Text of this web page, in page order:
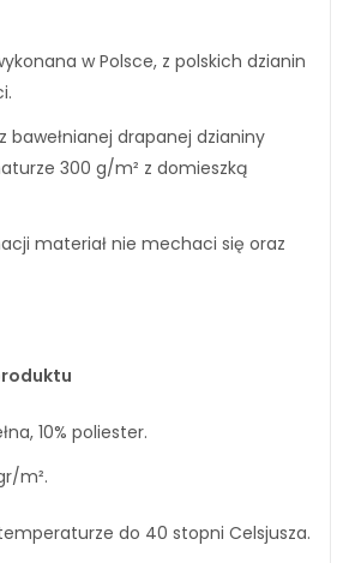
w Polsce, z polskich dzianin
bawełnianej drapanej dzianiny
300 g/m² z domieszką
materiał nie mechaci się oraz
10% poliester.
m².
do 40 stopni Celsjusza.